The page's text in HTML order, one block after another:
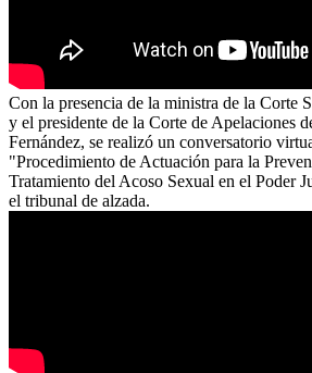
Con la presencia de la ministra de la Corte
y el presidente de la Corte de Apelaciones
Fernández, se realizó un conversatorio
"Procedimiento de Actuación para la
Tratamiento del Acoso Sexual en el Poder
el tribunal de alzada.